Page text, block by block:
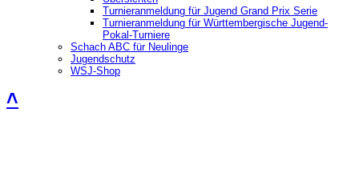
Turnieranmeldung für Jugend Grand Prix Serie
Turnieranmeldung für Württembergische Jugend-
Pokal-Turniere
Schach ABC für Neulinge
Jugendschutz
WSJ-Shop
˄